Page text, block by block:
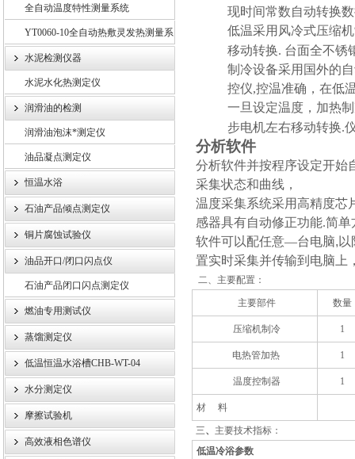
全自动温度特性测量系统
YT0060-10全自动热敷灵发热测量系
统
水泥检测仪器
水泥水化热测定仪
润滑油的检测
润滑油泡沫*测定仪
油品凝点测定仪
恒温水浴
石油产品倾点测定仪
铜片腐蚀试验仪
油品开口/闭口闪点仪
石油产品闭口闪点测定仪
燃油专用测试仪
蒸馏测定仪
低温恒温水浴槽CHB-WT-04
水分测定仪
摩擦试验机
高效液相色谱仪
现时间常数自动转换
低温采用风冷式压缩
移动转换. 台面全不锈
制冷设备采用国外的
控仪,控温准确，在低
一旦设定温度，加热
步电机左右移动转换.
分析软件
分析软件并按程序设定开始
采集状态和曲线，
温度采集系统采用高精度芯
感器具有自动修正功能.简
软件可以配任意—台电脑,
置实时采集并传输到电脑上
二、主要配置：
主要部件 数量
压缩机制冷 1
电热管加热 1
温度控制器 1
材 料
三、 主要技术指标：
低温冷浴参数